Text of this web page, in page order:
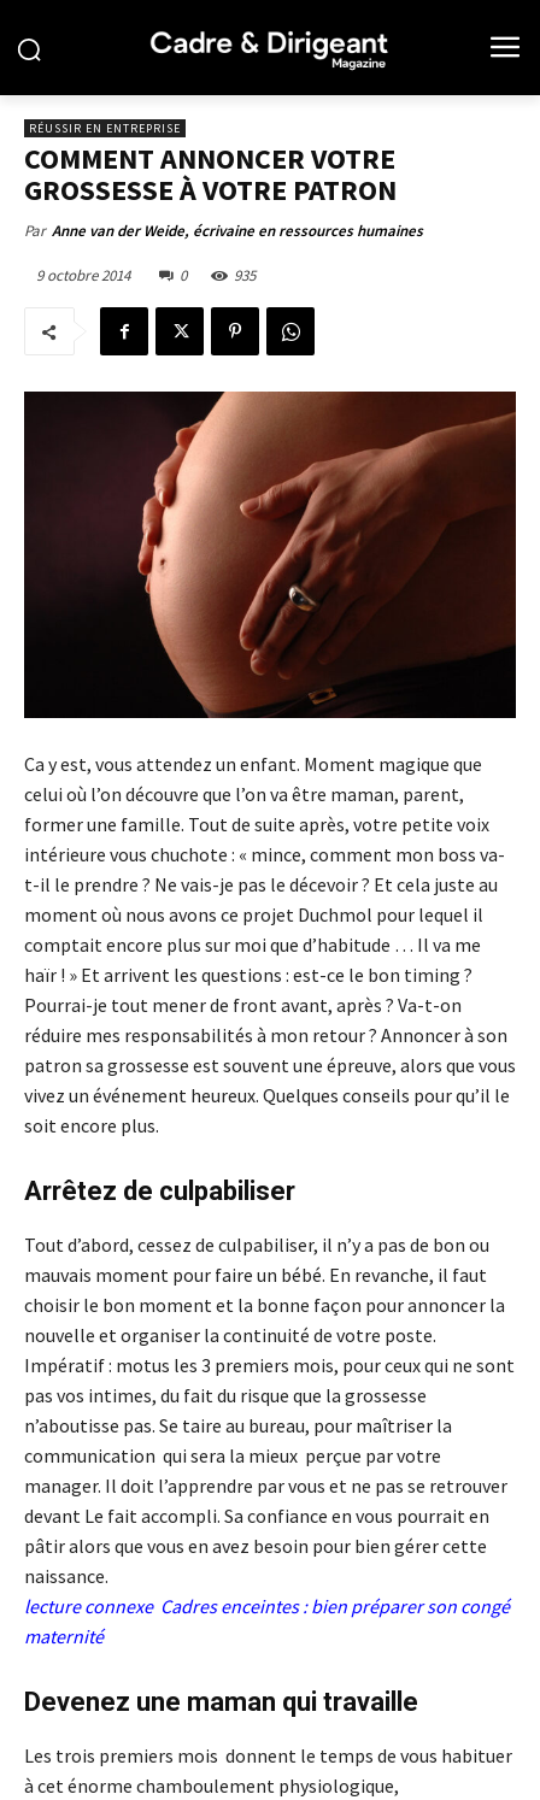
RÉUSSIR EN ENTREPRISE
COMMENT ANNONCER VOTRE
GROSSESSE À VOTRE PATRON
Par Anne van der Weide, écrivaine en ressources humaines
9 octobre 2014 0 935
Ca y est, vous attendez un enfant. Moment magique que
celui où l’on découvre que l’on va être maman, parent,
former une famille. Tout de suite après, votre petite voix
intérieure vous chuchote : « mince, comment mon boss va-
t-il le prendre ? Ne vais-je pas le décevoir ? Et cela juste au
moment où nous avons ce projet Duchmol pour lequel il
comptait encore plus sur moi que d’habitude … Il va me
haïr ! » Et arrivent les questions : est-ce le bon timing ?
Pourrai-je tout mener de front avant, après ? Va-t-on
réduire mes responsabilités à mon retour ? Annoncer à son
patron sa grossesse est souvent une épreuve, alors que vous
vivez un événement heureux. Quelques conseils pour qu’il le
soit encore plus.
Arrêtez de culpabiliser
Tout d’abord, cessez de culpabiliser, il n’y a pas de bon ou
mauvais moment pour faire un bébé. En revanche, il faut
choisir le bon moment et la bonne façon pour annoncer la
nouvelle et organiser la continuité de votre poste.
Impératif : motus les 3 premiers mois, pour ceux qui ne sont
pas vos intimes, du fait du risque que la grossesse
n’aboutisse pas. Se taire au bureau, pour maîtriser la
communication qui sera la mieux perçue par votre
manager. Il doit l’apprendre par vous et ne pas se retrouver
devant Le fait accompli. Sa confiance en vous pourrait en
pâtir alors que vous en avez besoin pour bien gérer cette
naissance.
lecture connexe Cadres enceintes : bien préparer son congé
maternité
Devenez une maman qui travaille
Les trois premiers mois donnent le temps de vous habituer
à cet énorme chamboulement physiologique,